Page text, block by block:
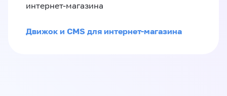
интернет-магазина
Движок и CMS для интернет-магазина